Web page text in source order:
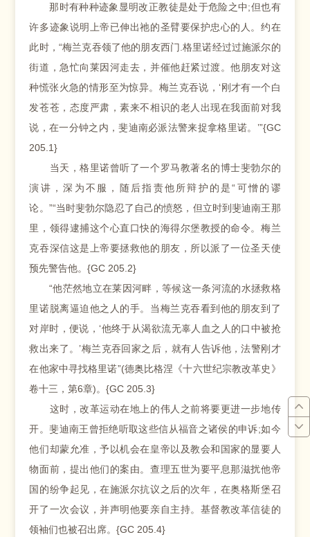
那时有种种迹象显明改正教徒是处于危险之中;但也有
许多迹象说明上帝已伸出祂的圣臂要保护忠心的人。约在
此时，“梅兰克吞领了他的朋友西门.格里诺经过过施派尔的
街道，急忙向莱因河走去，并催他赶紧过渡。他朋友对这
种慌张火急的情形至为惊异。梅兰克吞说，‘刚才有一个白
发苍苍，态度严肃，素来不相识的老人出现在我面前对我
说，在一分钟之内，斐迪南必派法警来捉拿格里诺。’”{GC
205.1}
当天，格里诺曾听了一个罗马教著名的博士斐勃尔的
演讲，深为不服，随后指责他所辩护的是“可憎的谬
论。”“当时斐勃尔隐忍了自己的愤怒，但立时到斐迪南王那
里，领得逮捕这个心直口快的海得尔堡教授的命令。梅兰
克吞深信这是上帝要拯救他的朋友，所以派了一位圣天使
预先警告他。{GC 205.2}
“他茫然地立在莱因河畔，等候这一条河流的水拯救格
里诺脱离逼迫他之人的手。当梅兰克吞看到他的朋友到了
对岸时，便说，‘他终于从渴欲流无辜人血之人的口中被抢
救出来了。’梅兰克吞回家之后，就有人告诉他，法警刚才
在他家中寻找格里诺”(德奥比格涅《十六世纪宗教改革史》
卷十三，第6章)。{GC 205.3}
这时，改革运动在地上的伟人之前将要更进一步地传
开。斐迪南王曾拒绝听取这些信从福音之诸侯的申诉;如今
他们却蒙允准，予以机会在皇帝以及教会和国家的显要人
物面前，提出他们的案由。查理五世为要平息那滋扰他帝
国的纷争起见，在施派尔抗议之后的次年，在奥格斯堡召
开了一次会议，并声明他要亲自主持。基督教改革信徒的
领袖们也被召出席。{GC 205.4}